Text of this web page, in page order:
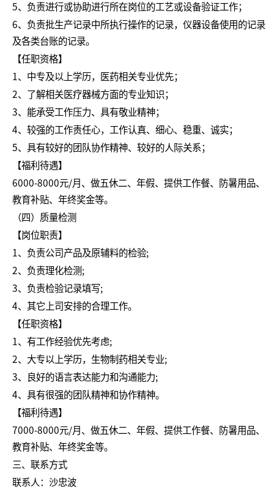
5、负责进行或协助进行所在岗位的工艺或设备验证工作；
6、负责批生产记录中所执行操作的记录，仪器设备使用的记录
及各类台账的记录。
【任职资格】
1、中专及以上学历，医药相关专业优先；
2、了解相关医疗器械方面的专业知识；
3、能承受工作压力、具有敬业精神；
4、较强的工作责任心，工作认真、细心、稳重、诚实；
5、具有较好的团队协作精神、较好的人际关系；
【福利待遇】
6000-8000元/月、做五休二、年假、提供工作餐、防暑用品、
教育补贴、年终奖金等。
（四）质量检测
【岗位职责】
1、负责公司产品及原辅料的检验;
2、负责理化检测;
3、负责检验记录填写;
4、其它上司安排的合理工作。
【任职资格】
1、有工作经验优先考虑;
2、大专以上学历，生物制药相关专业;
3、良好的语言表达能力和沟通能力;
4、具有很强的团队精神和协作精神。
【福利待遇】
7000-8000元/月、做五休二、年假、提供工作餐、防暑用品、
教育补贴、年终奖金等。
三、联系方式
联系人：沙忠波